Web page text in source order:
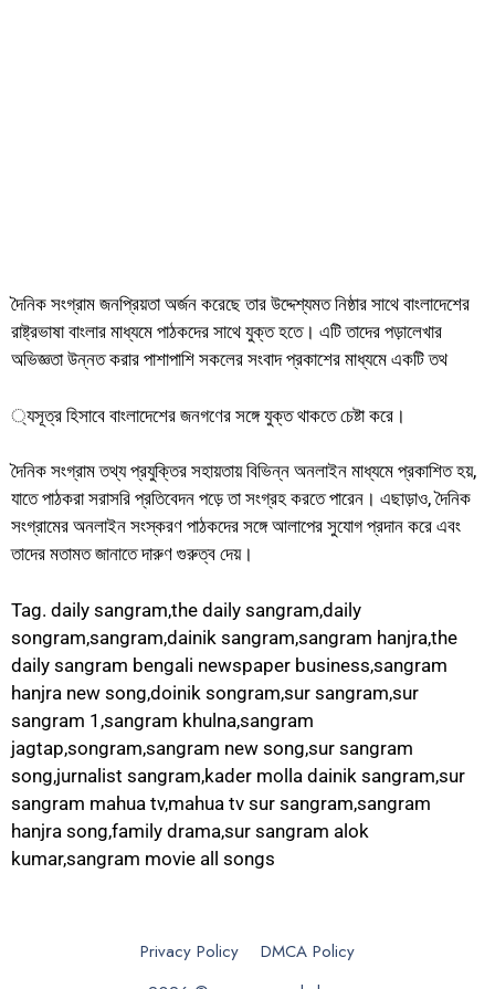
দৈনিক সংগ্রাম জনপ্রিয়তা অর্জন করেছে তার উদ্দেশ্যমত নিষ্ঠার সাথে বাংলাদেশের
রাষ্ট্রভাষা বাংলার মাধ্যমে পাঠকদের সাথে যুক্ত হতে। এটি তাদের পড়ালেখার
অভিজ্ঞতা উন্নত করার পাশাপাশি সকলের সংবাদ প্রকাশের মাধ্যমে একটি তথ
্যসূত্র হিসাবে বাংলাদেশের জনগণের সঙ্গে যুক্ত থাকতে চেষ্টা করে।
দৈনিক সংগ্রাম তথ্য প্রযুক্তির সহায়তায় বিভিন্ন অনলাইন মাধ্যমে প্রকাশিত হয়,
যাতে পাঠকরা সরাসরি প্রতিবেদন পড়ে তা সংগ্রহ করতে পারেন। এছাড়াও, দৈনিক
সংগ্রামের অনলাইন সংস্করণ পাঠকদের সঙ্গে আলাপের সুযোগ প্রদান করে এবং
তাদের মতামত জানাতে দারুণ গুরুত্ব দেয়।
Tag. daily sangram,the daily sangram,daily
songram,sangram,dainik sangram,sangram hanjra,the
daily sangram bengali newspaper business,sangram
hanjra new song,doinik songram,sur sangram,sur
sangram 1,sangram khulna,sangram
jagtap,songram,sangram new song,sur sangram
song,jurnalist sangram,kader molla dainik sangram,sur
sangram mahua tv,mahua tv sur sangram,sangram
hanjra song,family drama,sur sangram alok
kumar,sangram movie all songs
Privacy Policy
DMCA Policy